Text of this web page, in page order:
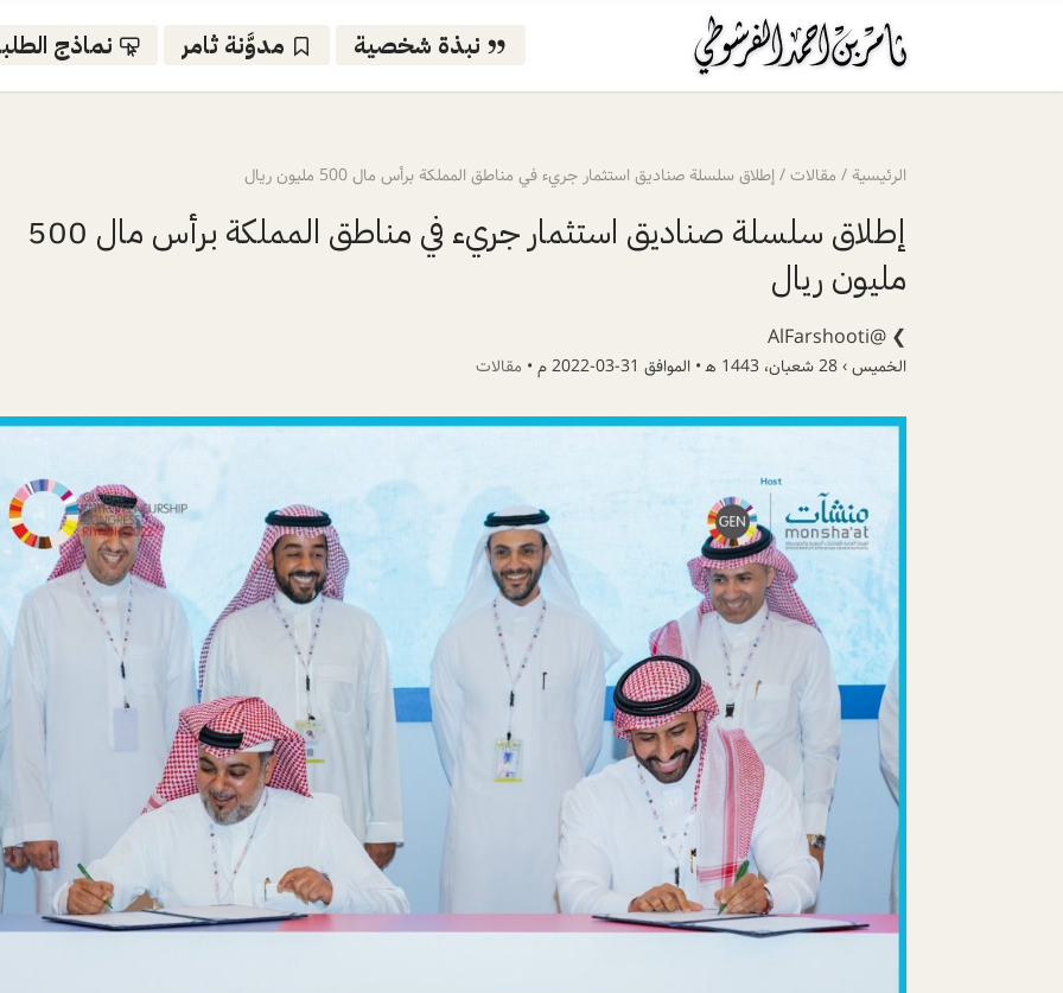
نبذة شخصية مدوَّنة ثامر نماذج
الرئيسية/ مقالات/إطلاق سلسلة صناديق استثمار جريء في مناطق المملكة برأس مال 500 مليون ريال
إطلاق سلسلة صناديق استثمار جريء في مناطق المملكة برأس مال 500
مليون ريال
❯
@AlFarshooti
الخميس › 28 شعبان، 1443 ھ • الموافق 31-03-2022 م • مقالات